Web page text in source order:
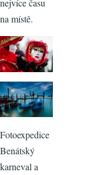
nejvíce času
na místě.
Fotoexpedice
Benátský
karneval a